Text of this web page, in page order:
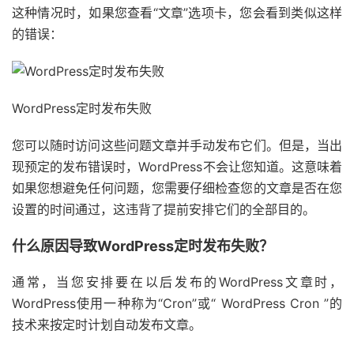
这种情况时，如果您查看“文章”选项卡，您会看到类似这样
的错误：
WordPress定时发布失败
您可以随时访问这些问题文章并手动发布它们。但是，当出
现预定的发布错误时，WordPress不会让您知道。这意味着
如果您想避免任何问题，您需要仔细检查您的文章是否在您
设置的时间通过，这违背了提前安排它们的全部目的。
什么原因导致WordPress定时发布失败？
通常，当您安排要在以后发布的WordPress文章时，
WordPress使用一种称为“Cron”或“ WordPress Cron ”的
技术来按定时计划自动发布文章。